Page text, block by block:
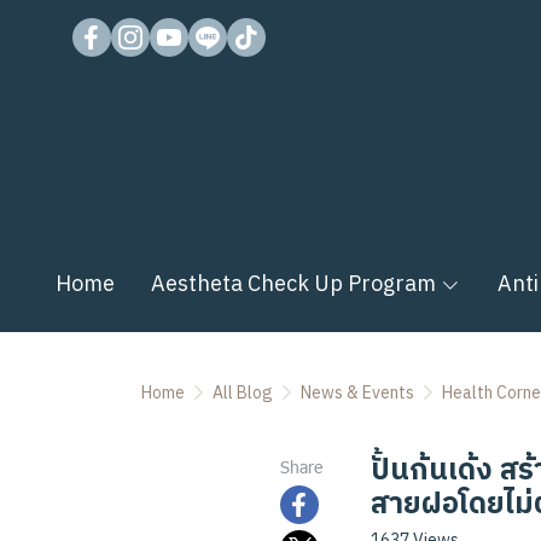
Home Aestheta Check Up Program
Home All Blog News & Events Health
Share ปั้นก้นเด้ง ส
สายฝอโดยไ